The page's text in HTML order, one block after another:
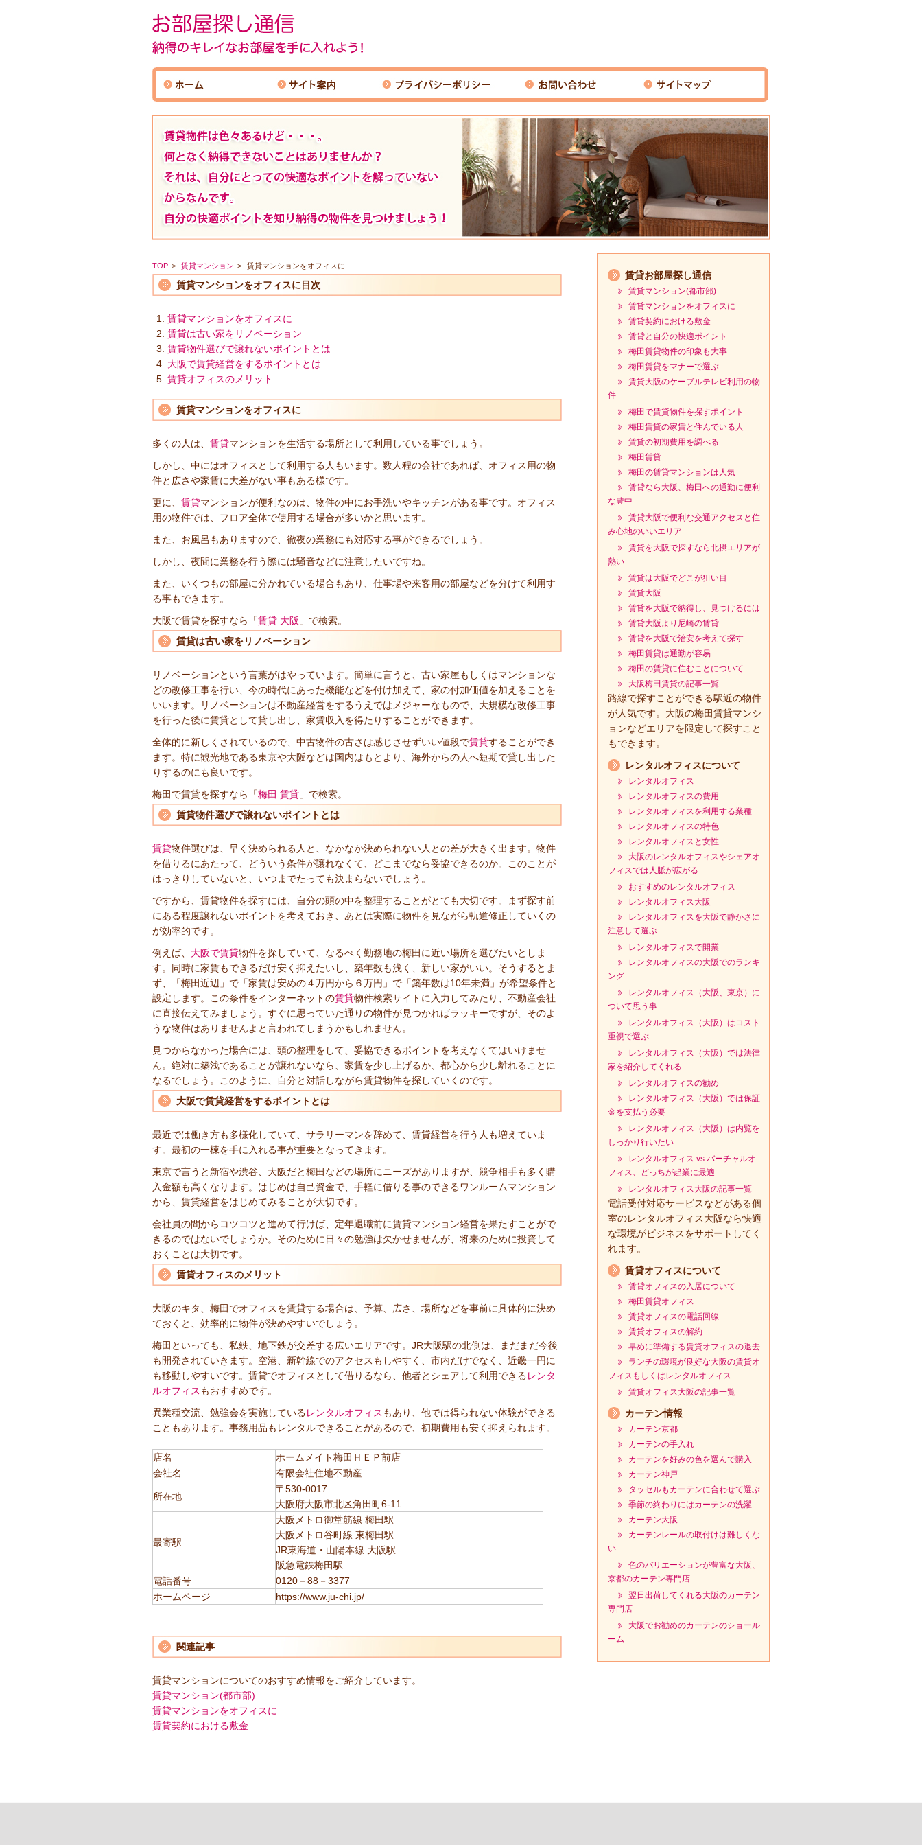
TOP 賃貸マンション 賃貸マンションをオフィスに
賃貸マンションをオフィスに目次
賃貸マンションをオフィスに
賃貸は古い家をリノベーション
賃貸物件選びで譲れないポイントとは
大阪で賃貸経営をするポイントとは
賃貸オフィスのメリット
賃貸マンションをオフィスに
多くの人は、 賃貸マンションを生活する場所として利用している事でしょう。
しかし、中にはオフィスとして利用する人もいます。数人程の会社であれば、オフィス用の物
件と広さや家賃に大差がない事もある様です。
更に、 賃貸マンションが便利なのは、物件の中にお手洗いやキッチンがある事です。オフィス
用の物件では、フロア全体で使用する場合が多いかと思います。
また、お風呂もありますので、徹夜の業務にも対応する事ができるでしょう。
しかし、夜間に業務を行う際には騒音などに注意したいですね。
また、いくつもの部屋に分かれている場合もあり、仕事場や来客用の部屋などを分けて利用す
る事もできます。
大阪で賃貸を探すなら「賃貸 大阪 」で検索。
賃貸は古い家をリノベーション
リノベーションという言葉がはやっています。簡単に言うと、古い家屋もしくはマンションな
どの改修工事を行い、今の時代にあった機能などを付け加えて、家の付加価値を加えることを
いいます。リノベーションは不動産経営をするうえではメジャーなもので、大規模な改修工事
を行った後に賃貸として貸し出し、家賃収入を得たりすることができます。
全体的に新しくされているので、中古物件の古さは感じさせずいい値段で賃貸することができ
ます。特に観光地である東京や大阪などは国内はもとより、海外からの人へ短期で貸し出した
りするのにも良いです。
梅田で賃貸を探すなら「梅田 賃貸 」で検索。
賃貸物件選びで譲れないポイントとは
賃貸物件選びは、早く決められる人と、なかなか決められない人との差が大きく出ます。物件
を借りるにあたって、どういう条件が譲れなくて、どこまでなら妥協できるのか。このことが
はっきりしていないと、いつまでたっても決まらないでしょう。
ですから、賃貸物件を探すには、自分の頭の中を整理することがとても大切です。まず探す前
にある程度譲れないポイントを考えておき、あとは実際に物件を見ながら軌道修正していくの
が効率的です。
例えば、 大阪で賃貸物件を探していて、なるべく勤務地の梅田に近い場所を選びたいとしま
す。同時に家賃もできるだけ安く抑えたいし、築年数も浅く、新しい家がいい。そうするとま
ず、「梅田近辺」で「家賃は安めの４万円から６万円」で「築年数は10年未満」が希望条件と
設定します。この条件をインターネットの賃貸物件検索サイトに入力してみたり、不動産会社
に直接伝えてみましょう。すぐに思っていた通りの物件が見つかればラッキーですが、そのよ
うな物件はありませんよと言われてしまうかもしれません。
見つからなかった場合には、頭の整理をして、妥協できるポイントを考えなくてはいけませ
ん。絶対に築浅であることが譲れないなら、家賃を少し上げるか、都心から少し離れることに
なるでしょう。このように、自分と対話しながら賃貸物件を探していくのです。
大阪で賃貸経営をするポイントとは
最近では働き方も多様化していて、サラリーマンを辞めて、賃貸経営を行う人も増えていま
す。最初の一棟を手に入れる事が重要となってきます。
東京で言うと新宿や渋谷、大阪だと梅田などの場所にニーズがありますが、競争相手も多く購
入金額も高くなります。はじめは自己資金で、手軽に借りる事のできるワンルームマンション
から、賃貸経営をはじめてみることが大切です。
会社員の間からコツコツと進めて行けば、定年退職前に賃貸マンション経営を果たすことがで
きるのではないでしょうか。そのために日々の勉強は欠かせませんが、将来のために投資して
おくことは大切です。
賃貸オフィスのメリット
大阪のキタ、梅田でオフィスを賃貸する場合は、予算、広さ、場所などを事前に具体的に決め
ておくと、効率的に物件が決めやすいでしょう。
梅田といっても、私鉄、地下鉄が交差する広いエリアです。JR大阪駅の北側は、まだまだ今後
も開発されていきます。空港、新幹線でのアクセスもしやすく、市内だけでなく、近畿一円に
も移動しやすいです。賃貸でオフィスとして借りるなら、他者とシェアして利用できるレンタ
ルオフィス もおすすめです。
異業種交流、勉強会を実施しているレンタルオフィス もあり、他では得られない体験ができる
こともあります。事務用品もレンタルできることがあるので、初期費用も安く抑えられます。
店名
ホームメイト梅田ＨＥＰ前店
会社名
有限会社住地不動産
所在地
〒530-0017
大阪府大阪市北区角田町6-11
最寄駅
大阪メトロ御堂筋線 梅田駅
大阪メトロ谷町線 東梅田駅
JR東海道・山陽本線 大阪駅
阪急電鉄梅田駅
電話番号
0120－88－3377
ホームページ
https://www.ju-chi.jp/
関連記事
賃貸マンションについてのおすすめ情報をご紹介しています。
賃貸マンション(都市部)
賃貸マンションをオフィスに
賃貸契約における敷金
賃貸お部屋探し通信
賃貸マンション(都市部)
賃貸マンションをオフィスに
賃貸契約における敷金
賃貸と自分の快適ポイント
梅田賃貸物件の印象も大事
梅田賃貸をマナーで選ぶ
賃貸大阪のケーブルテレビ利用の物
件
梅田で賃貸物件を探すポイント
梅田賃貸の家賃と住んでいる人
賃貸の初期費用を調べる
梅田賃貸
梅田の賃貸マンションは人気
賃貸なら大阪、梅田への通勤に便利
な豊中
賃貸大阪で便利な交通アクセスと住
み心地のいいエリア
賃貸を大阪で探すなら北摂エリアが
熱い
賃貸は大阪でどこが狙い目
賃貸大阪
賃貸を大阪で納得し、見つけるには
賃貸大阪より尼崎の賃貸
賃貸を大阪で治安を考えて探す
梅田賃貸は通勤が容易
梅田の賃貸に住むことについて
大阪梅田賃貸の記事一覧
路線で探すことができる駅近の物件
が人気です。大阪の梅田賃貸マンシ
ョンなどエリアを限定して探すこと
もできます。
レンタルオフィスについて
レンタルオフィス
レンタルオフィスの費用
レンタルオフィスを利用する業種
レンタルオフィスの特色
レンタルオフィスと女性
大阪のレンタルオフィスやシェアオ
フィスでは人脈が広がる
おすすめのレンタルオフィス
レンタルオフィス大阪
レンタルオフィスを大阪で静かさに
注意して選ぶ
レンタルオフィスで開業
レンタルオフィスの大阪でのランキ
ング
レンタルオフィス（大阪、東京）に
ついて思う事
レンタルオフィス（大阪）はコスト
重視で選ぶ
レンタルオフィス（大阪）では法律
家を紹介してくれる
レンタルオフィスの勧め
レンタルオフィス（大阪）では保証
金を支払う必要
レンタルオフィス（大阪）は内覧を
しっかり行いたい
レンタルオフィス vs バーチャルオ
フィス、どっちが起業に最適
レンタルオフィス大阪の記事一覧
電話受付対応サービスなどがある個
室のレンタルオフィス大阪なら快適
な環境がビジネスをサポートしてく
れます。
賃貸オフィスについて
賃貸オフィスの入居について
梅田賃貸オフィス
賃貸オフィスの電話回線
賃貸オフィスの解約
早めに準備する賃貸オフィスの退去
ランチの環境が良好な大阪の賃貸オ
フィスもしくはレンタルオフィス
賃貸オフィス大阪の記事一覧
カーテン情報
カーテン京都
カーテンの手入れ
カーテンを好みの色を選んで購入
カーテン神戸
タッセルもカーテンに合わせて選ぶ
季節の終わりにはカーテンの洗濯
カーテン大阪
カーテンレールの取付けは難しくな
い
色のバリエーションが豊富な大阪、
京都のカーテン専門店
翌日出荷してくれる大阪のカーテン
専門店
大阪でお勧めのカーテンのショール
ーム